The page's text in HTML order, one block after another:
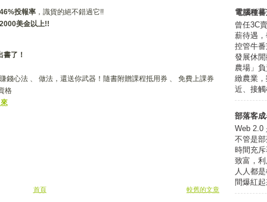
投報率 ，識貨的絕不錯過它!!
美金以上!!
了！
錢心法 、 做法，還送你武器！隨書附贈課程抵用券 、 免費上課券
格
較舊的文章
首頁
電腦種
曾任3C
薪待遇
控管牛
發展休
農場」
緻農業
近、接
部落客
Web 2.0
不管是
時間充
致富，
人人都
間爆紅